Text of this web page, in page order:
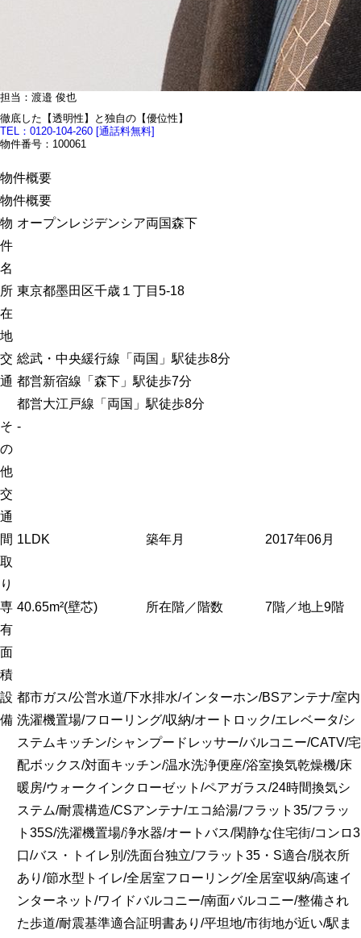
担当：渡邉 俊也
徹底した【透明性】と独自の【優位性】
TEL： 0120-104-260 [通話料無料]
物件番号：100061
物件概要
物件概要
物
件
名
オープンレジデンシア両国森下
所
在
地
東京都墨田区千歳１丁目5-18
交
通
総武・中央緩行線「両国」駅徒歩8分
都営新宿線「森下」駅徒歩7分
都営大江戸線「両国」駅徒歩8分
そ
の
他
交
通
-
間
取
り
1LDK 築年月 2017年06月
専
有
面
積
40.65m²(壁芯) 所在階／階数 7階／地上9階
設
備
都市ガス/公営水道/下水排水/インターホン/BSアンテナ/室内
洗濯機置場/フローリング/収納/オートロック/エレベータ/シ
ステムキッチン/シャンプードレッサー/バルコニー/CATV/宅
配ボックス/対面キッチン/温水洗浄便座/浴室換気乾燥機/床
暖房/ウォークインクローゼット/ペアガラス/24時間換気シ
ステム/耐震構造/CSアンテナ/エコ給湯/フラット35/フラッ
ト35S/洗濯機置場/浄水器/オートバス/閑静な住宅街/コンロ3
口/バス・トイレ別/洗面台独立/フラット35・S適合/脱衣所
あり/節水型トイレ/全居室フローリング/全居室収納/高速イ
ンターネット/ワイドバルコニー/南面バルコニー/整備され
た歩道/耐震基準適合証明書あり/平坦地/市街地が近い/駅ま